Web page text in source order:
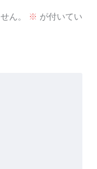
ん。 ※ が付いてい